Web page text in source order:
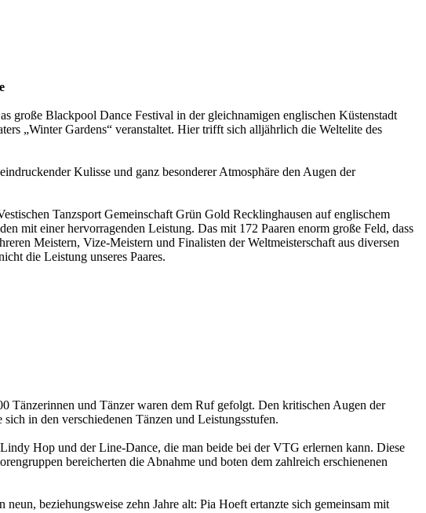
große Blackpool Dance Festival in der gleichnamigen englischen Küstenstadt
„Winter Gardens“ veranstaltet. Hier trifft sich alljährlich die Weltelite des
Kulisse und ganz besonderer Atmosphäre den Augen der
Tanzsport Gemeinschaft Grün Gold Recklinghausen auf englischem
mit einer hervorragenden Leistung. Das mit 172 Paaren enorm große Feld, dass
Meistern, Vize-Meistern und Finalisten der Weltmeisterschaft aus diversen
die Leistung unseres Paares.
und Tänzer waren dem Ruf gefolgt. Den kritischen Augen der
in den verschiedenen Tänzen und Leistungsstufen.
Hop und der Line-Dance, die man beide bei der VTG erlernen kann. Diese
bereicherten die Abnahme und boten dem zahlreich erschienenen
beziehungsweise zehn Jahre alt: Pia Hoeft ertanzte sich gemeinsam mit